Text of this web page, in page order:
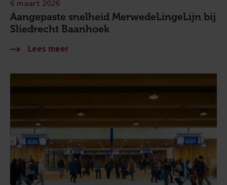
Aangepaste snelheid MerwedeLingeLijn bij
Sliedrecht Baanhoek
6 maart 2026